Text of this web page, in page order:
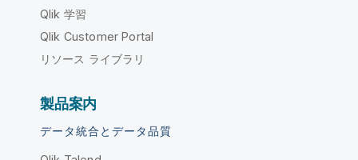
Qlik 学習
Qlik Customer Portal
リソース ライブラリ
製品案内
データ統合とデータ品質